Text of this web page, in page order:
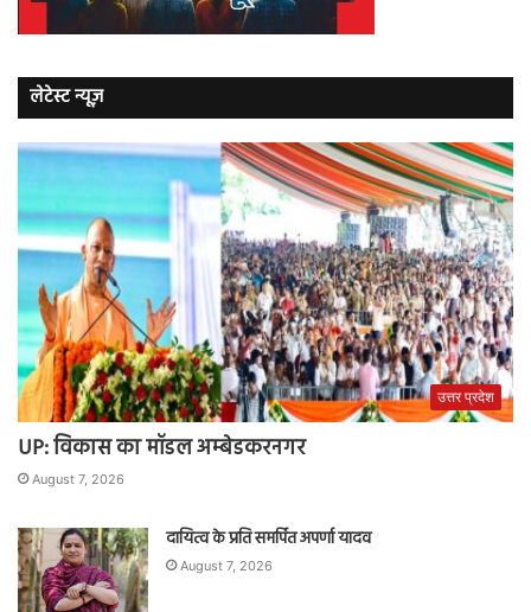
लेटेस्ट न्यूज़
उत्तर प्रदेश
UP: विकास का मॉडल अम्बेडकरनगर
August 7, 2026
दायित्व के प्रति समर्पित अपर्णा यादव
August 7, 2026